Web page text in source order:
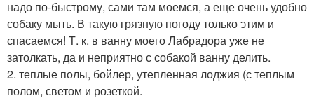
надо по-быстрому, сами там моемся, а еще очень удобно
собаку мыть. В такую грязную погоду только этим и
спасаемся! Т. к. в ванну моего Лабрадора уже не
затолкать, да и неприятно с собакой ванну делить.
2. теплые полы, бойлер, утепленная лоджия (с теплым
полом, светом и розеткой.